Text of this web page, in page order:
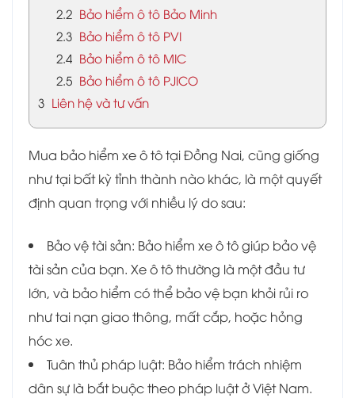
2.2 Bảo hiểm ô tô Bảo Minh
2.3 Bảo hiểm ô tô PVI
2.4 Bảo hiểm ô tô MIC
2.5 Bảo hiểm ô tô PJICO
3 Liên hệ và tư vấn
Mua bảo hiểm xe ô tô tại Đồng Nai, cũng giống
như tại bất kỳ tỉnh thành nào khác, là một quyết
định quan trọng với nhiều lý do sau:
Bảo vệ tài sản: Bảo hiểm xe ô tô giúp bảo vệ
tài sản của bạn. Xe ô tô thường là một đầu tư
lớn, và bảo hiểm có thể bảo vệ bạn khỏi rủi ro
như tai nạn giao thông, mất cắp, hoặc hỏng
hóc xe.
Tuân thủ pháp luật: Bảo hiểm trách nhiệm
dân sự là bắt buộc theo pháp luật ở Việt Nam.